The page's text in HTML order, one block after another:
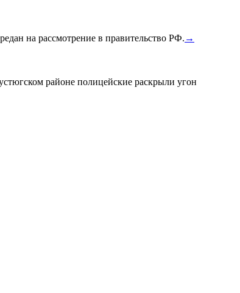
на рассмотрение в правительство РФ. →
районе полицейские раскрыли угон